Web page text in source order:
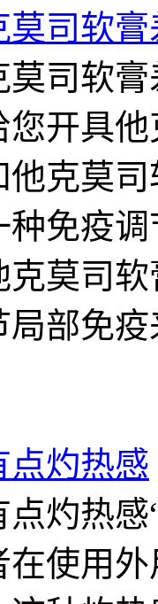
莫司软
莫司软
您开具
他克莫
种免疫
克莫司
局部免
点灼热感
灼热
在使用